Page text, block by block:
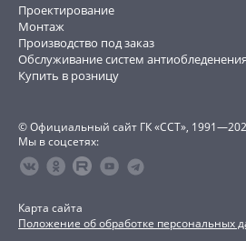
Проектирование
Монтаж
Производство под заказ
Обслуживание систем антиобледенения
Купить в розницу
© Официальный сайт ГК «ССТ»,
Мы в соцсетях:
Карта сайта
Положение об обработке персональных